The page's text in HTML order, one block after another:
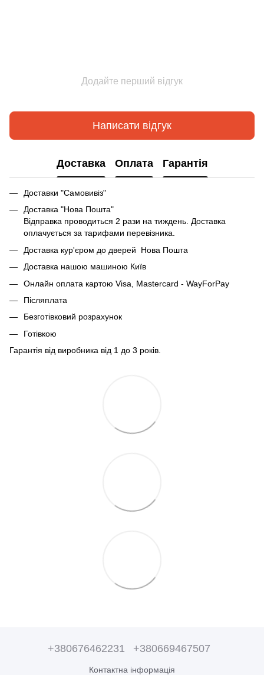
Додайте перший відгук
Написати відгук
Доставка Оплата Гарантія
Доставки "Самовивіз"
Доставка "Нова Пошта"
Відправка проводиться 2 рази на тиждень. Доставка
оплачується за тарифами перевізника.
Доставка кур'єром до дверей Нова Пошта
Доставка нашою машиною Київ
Онлайн оплата картою Visa, Mastercard - WayForPay
Післяплата
Безготівковий розрахунок
Готівкою
Гарантія від виробника від 1 до 3 років.
+380676462231 +380669467507
Контактна інформація